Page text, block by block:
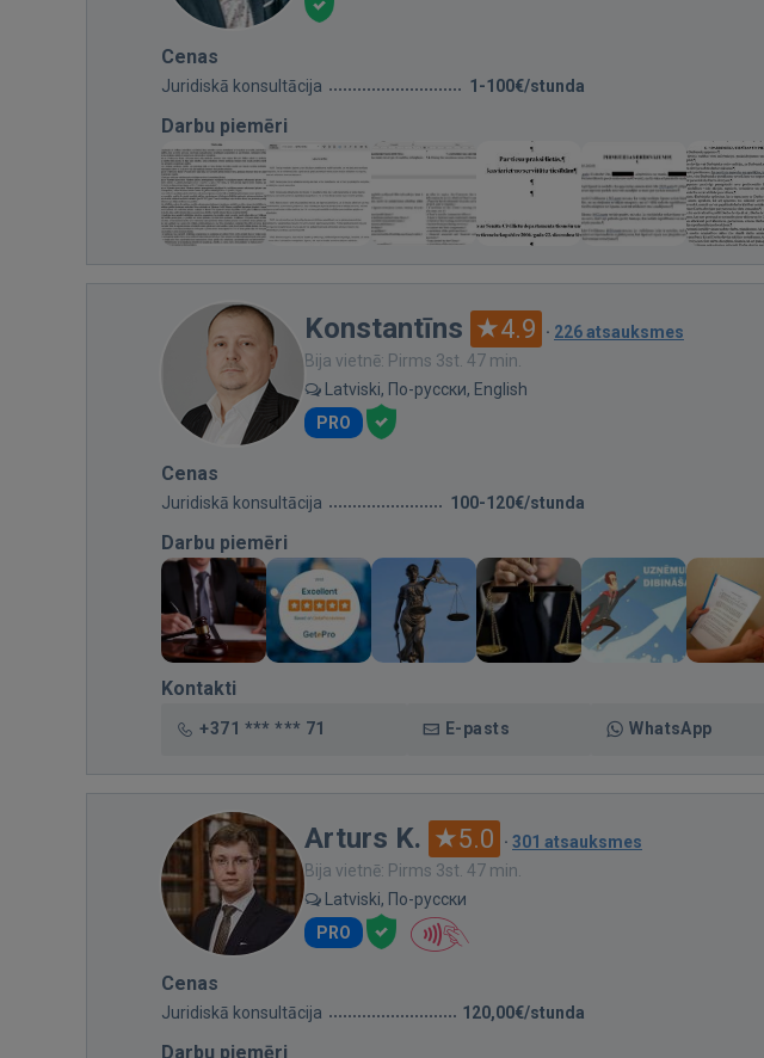
Cenas
Juridiskā konsultācija 1-100€/stunda
Darbu piemēri
Konstantīns 4.9 · 226 atsauksmes
Bija vietnē: Pirms 3st. 47 min.
Latviski, По-русски, English
PRO
Cenas
Juridiskā konsultācija 100-120€/stunda
Darbu piemēri
Kontakti
+371 *** *** 71 E-pasts WhatsApp
Arturs K. 5.0 · 301 atsauksmes
Bija vietnē: Pirms 3st. 47 min.
Latviski, По-русски
PRO
Cenas
Juridiskā konsultācija 120,00€/stunda
Darbu piemēri